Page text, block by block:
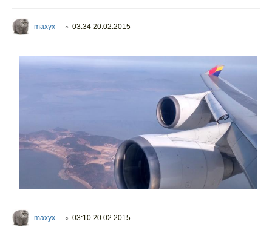
maxyx ○ 03:34 20.02.2015
maxyx ○ 03:10 20.02.2015